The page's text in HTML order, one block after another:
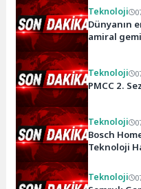
Teknoloji
Dünyanın
amiral
Teknoloji
PMCC 2.
Teknoloji
Bosch
Teknoloji
Teknoloji